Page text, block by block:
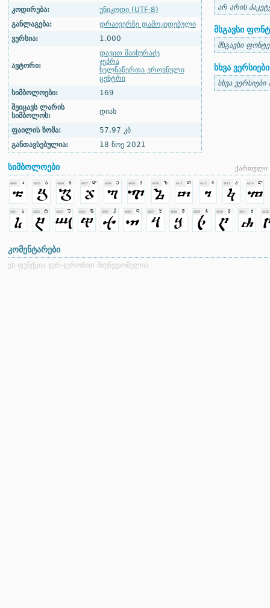
კოდირება:
უნიკოდი (UTF-8)
განლაგება:
დრაივერზე დამოკიდებული
ვერსია:
1.000
ავტორი:
დავით მაისურაძე
ჯეპრა
ხელნაწერთა ეროვნული
ცენტრი
სიმბოლოები:
169
შეიცავს ლარის
სიმბოლოს:
დიახ
ფაილის ზომა:
57.97 კბ
განთავსებულია:
18 ნოე 2021
არ არის
მსგავსი
მსგავსი
სხვა ვერსიები
სხვა
სიმბოლოები ქართული
კომენტარები
ეს ფუნქცია ჯერ-ჯერობით მიუწვდომელია